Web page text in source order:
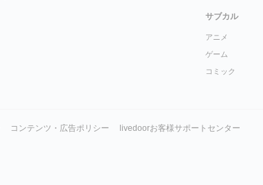
サブカル
アニメ
ゲーム
コミック
コンテンツ・広告ポリシー livedoorお客様サポートセンター